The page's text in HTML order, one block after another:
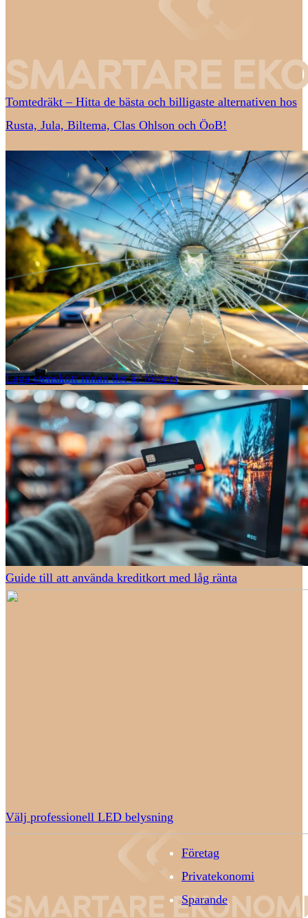
Tomtedräkt – Hitta de bästa och billigaste alternativen hos
Rusta, Jula, Biltema, Clas Ohlson och ÖoB!
Laga stenskott innan det är försent
Guide till att använda kreditkort med låg ränta
Välj professionell LED belysning
Företag
Privatekonomi
Sparande